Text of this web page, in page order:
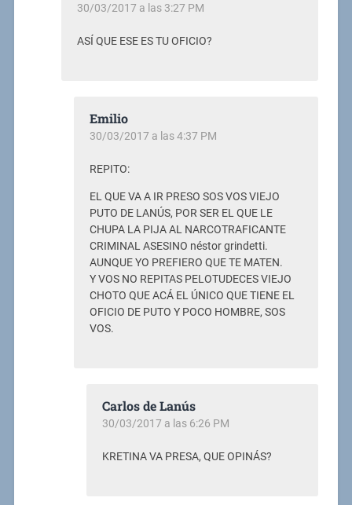
30/03/2017 a las 3:27 PM
ASÍ QUE ESE ES TU OFICIO?
Emilio
30/03/2017 a las 4:37 PM
REPITO:
EL QUE VA A IR PRESO SOS VOS VIEJO
PUTO DE LANÚS, POR SER EL QUE LE
CHUPA LA PIJA AL NARCOTRAFICANTE
CRIMINAL ASESINO néstor grindetti.
AUNQUE YO PREFIERO QUE TE MATEN.
Y VOS NO REPITAS PELOTUDECES VIEJO
CHOTO QUE ACÁ EL ÚNICO QUE TIENE EL
OFICIO DE PUTO Y POCO HOMBRE, SOS
VOS.
Carlos de Lanús
30/03/2017 a las 6:26 PM
KRETINA VA PRESA, QUE OPINÁS?